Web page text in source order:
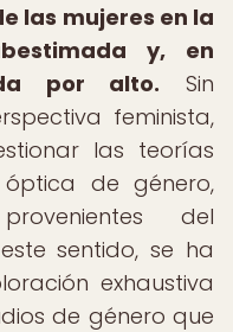
las mujeres en la
y, en
por alto. Sin
feminista,
las teorías
de género,
del
sentido, se ha
exhaustiva
de género que